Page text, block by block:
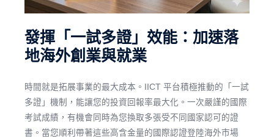
發揮「一試多證」效能：加速落
地海外創業與就業
時間就是拓展事業的最大成本。IICT 平台積極推動的「一試
多證」機制，能讓您的投資回報率最大化。一次嚴謹的國際
考試成績，有機會同時為您換取多張受不同國家認可的證
書。當您順利帶著這些高含金量的國際認證登陸海外市場